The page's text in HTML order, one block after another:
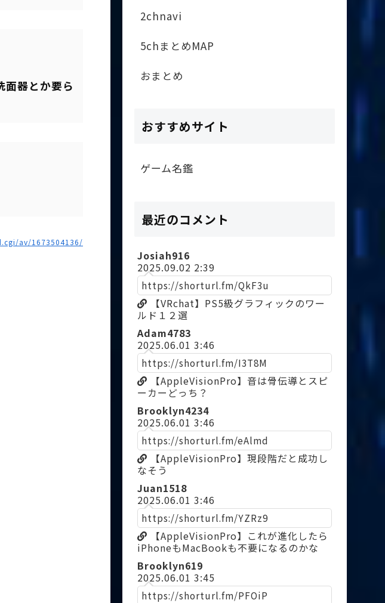
面器とか要ら
av/1673504136/
2chnavi
5chまとめMAP
おまとめ
おすすめサイト
ゲーム名鑑
最近のコメント
Josiah916
2025.09.02 2:39
https://shorturl.fm/QkF3u
【VRchat】PS5級グラフィックのワー
ルド１２選
Adam4783
2025.06.01 3:46
https://shorturl.fm/I3T8M
【AppleVisionPro】音は骨伝導とスピ
ーカーどっち？
Brooklyn4234
2025.06.01 3:46
https://shorturl.fm/eAlmd
【AppleVisionPro】現段階だと成功し
なそう
Juan1518
2025.06.01 3:46
https://shorturl.fm/YZRz9
【AppleVisionPro】これが進化したら
iPhoneもMacBookも不要になるのかな
Brooklyn619
2025.06.01 3:45
https://shorturl.fm/PFOiP